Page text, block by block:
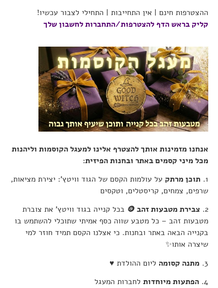
ההצטרפות חינם | אין התחייבות | התחילי לצבור עכשיו!
קליק בראש הדף להצטרפות/התחברות לחשבון שלך
אנחנו מזמינות אותך להצטרף אלינו למעגל הקוסמות וליהנות
מכל מיני קסמים באתר ובחנות הפיזית:
1. תוכן מרתק על עולמות הקסם של הגוד וויטץ’: יצירת מציאות,
שרפים, צמחים, קריסטלים, וטקסים
2. צבירת מטבעות זהב 🪙
בכל קנייה בגוד וויטץ’ את צוברת
מטבעות זהב – כל מטבע שווה כסף אמיתי שתוכלי להשתמש בו
בקנייה הבאה באתר ובחנות. כי אצלנו הקסם תמיד חוזר למי
שיצרה אותו✨
3. מתנה קסומה ליום ההולדת ♥
4. הפתעות מיוחדות לחברות המעגל